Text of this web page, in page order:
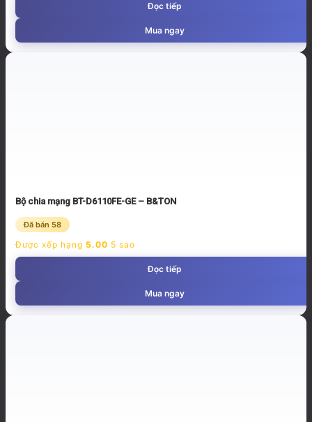
Đọc tiếp
Mua ngay
Bộ chia mạng BT-D6110FE-GE – B&TON
Đã bán 58
Được xếp hạng 5.00 5 sao
Đọc tiếp
Mua ngay